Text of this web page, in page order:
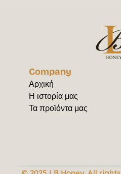
Company
Αρχική
Η ιστορία μας
Τα προϊόντα μας